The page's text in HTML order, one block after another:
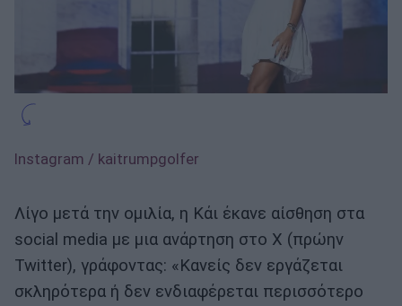
Instagram / kaitrumpgolfer
Λίγο μετά την ομιλία, η Κάι έκανε αίσθηση στα
social media με μια ανάρτηση στο X (πρώην
Twitter), γράφοντας: «Κανείς δεν εργάζεται
σκληρότερα ή δεν ενδιαφέρεται περισσότερο